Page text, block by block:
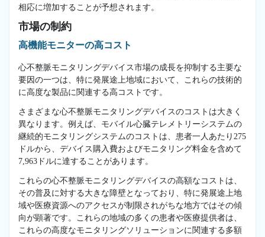
相応に増加することが予想されます。
市場の制約
高機能モニターの高コスト
心不整脈モニタリングデバイス市場の成長を抑制する主要な
要因の一つは、特に発展途上地域において、これらの技術的
に高度な製品に関連する高コストです。
さまざまな心不整脈モニタリングデバイスのコストは大きく
異なります。例えば、モバイル心臓テレメトリーシステムの
継続的モニタリングシステムのコストは、患者一人あたり275
ドルから、デバイス購入費およびモニタリング料金を含めて
7,963ドルに達することがあります。
これらの心不整脈モニタリングデバイスの高額なコストは、
その普及に対する大きな障壁となっており、特に発展途上地
域や医療資源へのアクセスが制限されがちな地方ではその傾
向が顕著です。これらの地域の多くの患者や医療提供者は、
これらの高度なモニタリングソリューションに関連する多額